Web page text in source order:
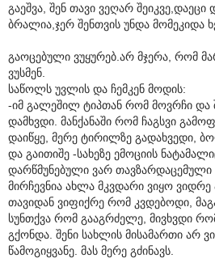
გაეშვა, შენ თავი ვეღარ
ბრალია,ჯერ შენთვის უნდა მომეკიდა
გაოცებული ვუყურებ.არ მჯერა, რომ
ვუსმენ.
საწოლს უვლის და ჩემკენ მოდის:
-იმ გალეშილ ტიპთან რომ მოვრჩი და
დამხვდი. მანქანაში რომ ჩაგსვი
დაიწყე, მერე ტირილზე გადახვედი,
და გაითიშე -სახეზე ემოციის
დარწმუნებული ვარ თავზარდაცემული
მირჩევნია ახლა მკვდარი ვიყო ვიდრე
თავიდან ვიფიქრე რომ კვდებოდი,
სუნთქვა რომ გააგრძელე, მივხვდი
გქონდა. შენი სახლის მისამართი არ
წამოგიყვანე. მას მერე გძინავს.